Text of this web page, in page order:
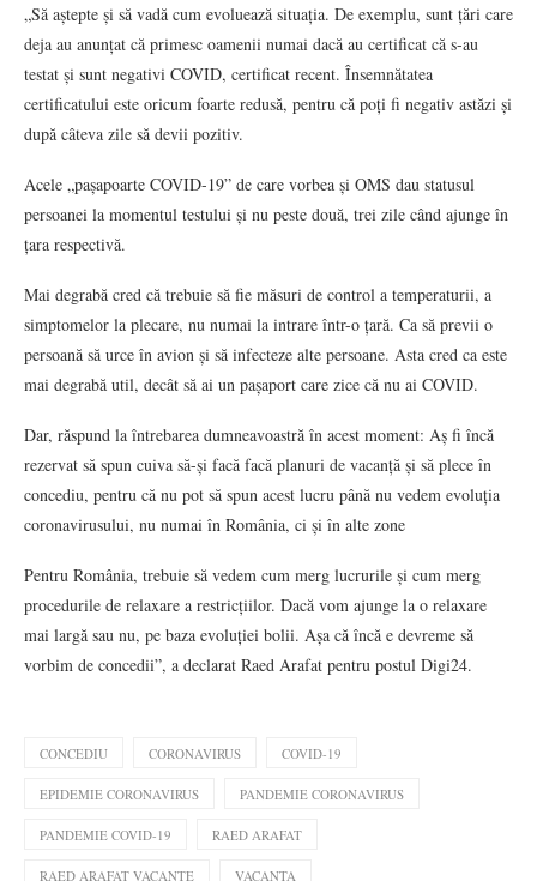
„Să aștepte și să vadă cum evoluează situația. De exemplu, sunt țări care
deja au anunțat că primesc oamenii numai dacă au certificat că s-au
testat și sunt negativi COVID, certificat recent. Însemnătatea
certificatului este oricum foarte redusă, pentru că poți fi negativ astăzi și
după câteva zile să devii pozitiv.
Acele „pașapoarte COVID-19” de care vorbea și OMS dau statusul
persoanei la momentul testului și nu peste două, trei zile când ajunge în
țara respectivă.
Mai degrabă cred că trebuie să fie măsuri de control a temperaturii, a
simptomelor la plecare, nu numai la intrare într-o țară. Ca să previi o
persoană să urce în avion și să infecteze alte persoane. Asta cred ca este
mai degrabă util, decât să ai un pașaport care zice că nu ai COVID.
Dar, răspund la întrebarea dumneavoastră în acest moment: Aș fi încă
rezervat să spun cuiva să-și facă facă planuri de vacanță și să plece în
concediu, pentru că nu pot să spun acest lucru până nu vedem evoluția
coronavirusului, nu numai în România, ci și în alte zone
Pentru România, trebuie să vedem cum merg lucrurile și cum merg
procedurile de relaxare a restricțiilor. Dacă vom ajunge la o relaxare
mai largă sau nu, pe baza evoluției bolii. Așa că încă e devreme să
vorbim de concedii”, a declarat Raed Arafat pentru postul Digi24.
CONCEDIU CORONAVIRUS COVID-19
EPIDEMIE CORONAVIRUS PANDEMIE CORONAVIRUS
PANDEMIE COVID-19 RAED ARAFAT
RAED ARAFAT VACANTE VACANTA